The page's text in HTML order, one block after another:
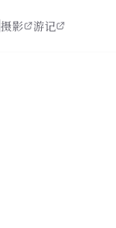
摄影 游记